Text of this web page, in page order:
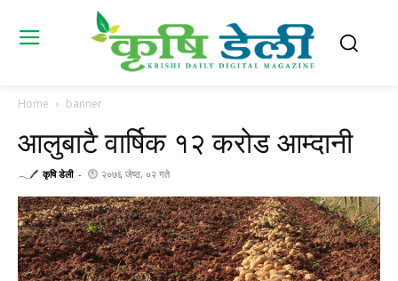
Home banner
आलुबाटै वार्षिक १२ करोड आम्दानी
𓂃🖊 कृषि डेली - २०७६ जेष्ठ, ०२ गते